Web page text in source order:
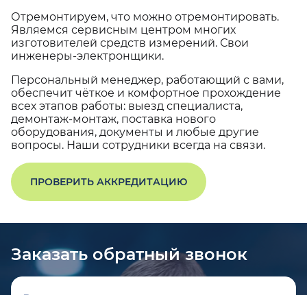
Отремонтируем, что можно отремонтировать.
Являемся сервисным центром многих
изготовителей средств измерений. Свои
инженеры-электронщики.
Персональный менеджер, работающий с вами,
обеспечит чёткое и комфортное прохождение
всех этапов работы: выезд специалиста,
демонтаж-монтаж, поставка нового
оборудования, документы и любые другие
вопросы. Наши сотрудники всегда на связи.
ПРОВЕРИТЬ АККРЕДИТАЦИЮ
Заказать обратный звонок